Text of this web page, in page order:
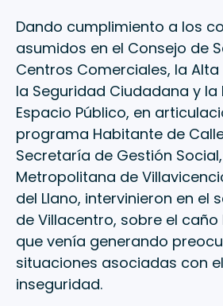
Dando cumplimiento a los
asumidos en el Consejo de
Centros Comerciales, la
la Seguridad Ciudadana y la
Espacio Público, en
programa Habitante de
Secretaría de Gestión
Metropolitana de
del Llano, intervinieron en el
de Villacentro, sobre el caño
que venía generando
situaciones asociadas con
inseguridad.